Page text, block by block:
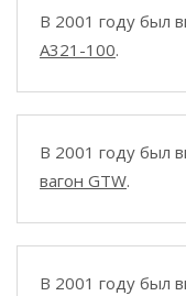
В 2001 году был
A321-100.
В 2001 году был
вагон GTW.
В 2001 году был